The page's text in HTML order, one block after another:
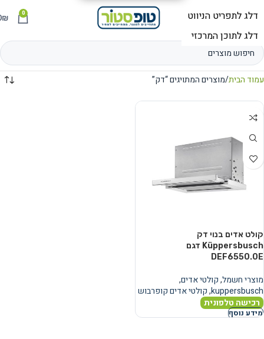
תפריט 0
₪
עמוד הבית מוצרים המתויגים “דק”
קולט אדים בנוי דק
Küppersbusch דגם
DEF6550.0E
מוצרי חשמל,קולטי אדים,
kuppersbusch
,קולטי אדים קופרבוש
רכישה טלפונית
מידע נוסף